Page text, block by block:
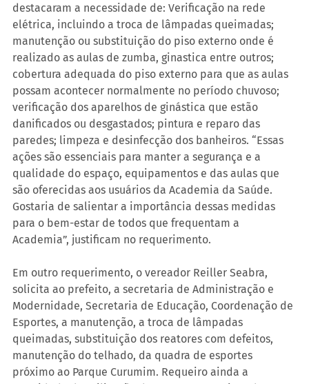
destacaram a necessidade de: Verificação na rede
elétrica, incluindo a troca de lâmpadas queimadas;
manutenção ou substituição do piso externo onde é
realizado as aulas de zumba, ginastica entre outros;
cobertura adequada do piso externo para que as aulas
possam acontecer normalmente no período chuvoso;
verificação dos aparelhos de ginástica que estão
danificados ou desgastados; pintura e reparo das
paredes; limpeza e desinfecção dos banheiros. “Essas
ações são essenciais para manter a segurança e a
qualidade do espaço, equipamentos e das aulas que
são oferecidas aos usuários da Academia da Saúde.
Gostaria de salientar a importância dessas medidas
para o bem-estar de todos que frequentam a
Academia”, justificam no requerimento.
Em outro requerimento, o vereador Reiller Seabra,
solicita ao prefeito, a secretaria de Administração e
Modernidade, Secretaria de Educação, Coordenação de
Esportes, a manutenção, a troca de lâmpadas
queimadas, substituição dos reatores com defeitos,
manutenção do telhado, da quadra de esportes
próximo ao Parque Curumim. Requeiro ainda a